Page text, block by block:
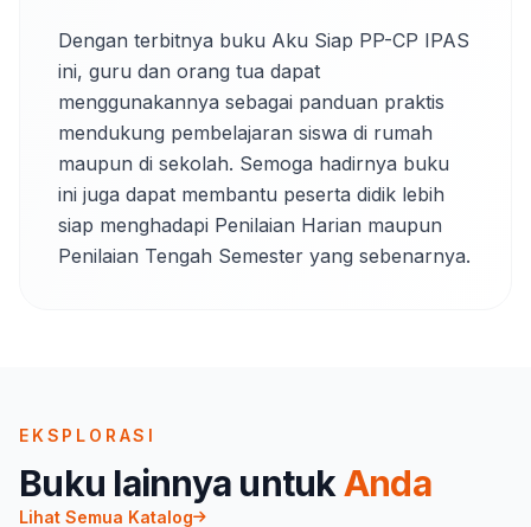
Dengan terbitnya buku Aku Siap PP-CP IPAS
ini, guru dan orang tua dapat
menggunakannya sebagai panduan praktis
mendukung pembelajaran siswa di rumah
maupun di sekolah. Semoga hadirnya buku
ini juga dapat membantu peserta didik lebih
siap menghadapi Penilaian Harian maupun
Penilaian Tengah Semester yang sebenarnya.
EKSPLORASI
Buku lainnya untukAnda
Lihat Semua Katalog